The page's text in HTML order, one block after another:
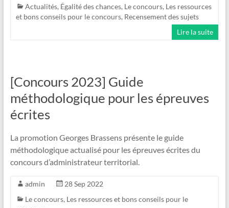
Actualités, Égalité des chances, Le concours, Les ressources
et bons conseils pour le concours, Recensement des sujets
Lire la suite
[Concours 2023] Guide
méthodologique pour les épreuves
écrites
La promotion Georges Brassens présente le guide
méthodologique actualisé pour les épreuves écrites du
concours d’administrateur territorial.
admin
28 Sep 2022
Le concours, Les ressources et bons conseils pour le